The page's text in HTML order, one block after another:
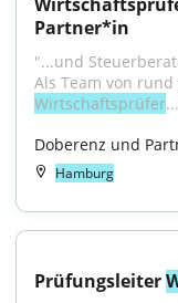
Partner*in
"...und
Wirtschaftsprüfer
Doberenz und
Hamburg
Prüfungsleiter